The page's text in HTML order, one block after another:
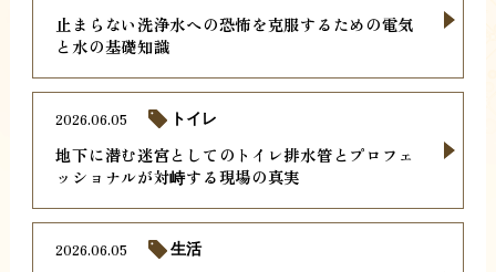
止まらない洗浄水への恐怖を克服するための電気
と水の基礎知識
地下に潜む迷宮としてのトイレ排水管とプロフェ
ッショナルが対峙する現場の真実
2026.06.05 トイレ
2026.06.05 生活